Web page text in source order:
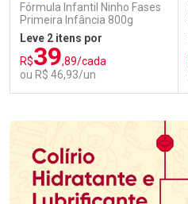
Fórmula Infantil Ninho Fases
Primeira Infância 800g
Leve 2 itens por
R$39,89/cada
ou R$ 46,93/un